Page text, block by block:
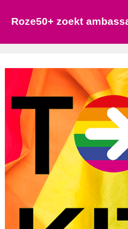
Roze50+ zoekt